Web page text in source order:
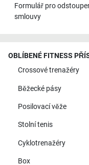
Formulář pro
smlouvy
OBLÍBENÉ FITNESS
Crossové trenažéry
Běžecké pásy
Posilovací věže
Stolní tenis
Cyklotrenažéry
Box